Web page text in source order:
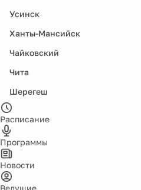
Усинск
Ханты-Мансийск
Чайковский
Чита
Шерегеш
Расписание
Программы
Новости
Ведущие